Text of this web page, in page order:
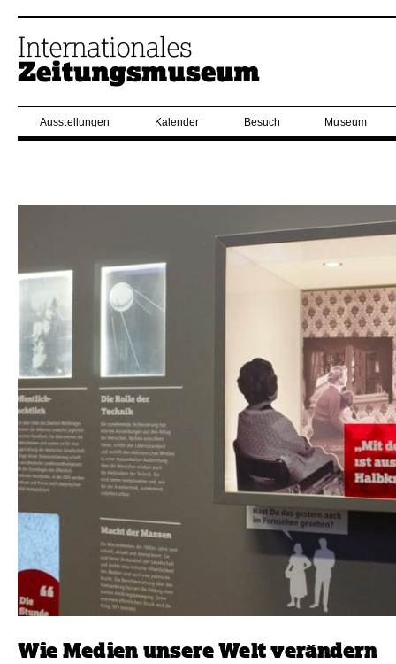
Ausstellungen Kalender Besuch Museum
Wie Medien unsere Welt verändern